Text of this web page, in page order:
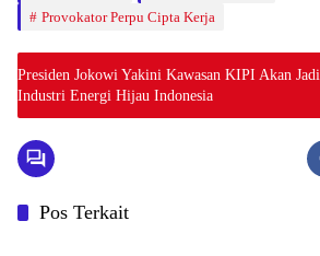
Provokator Perpu Cipta Kerja
Presiden Jokowi Yakini Kawasan KIPI Akan
Industri Energi Hijau Indonesia
Pos Terkait
News